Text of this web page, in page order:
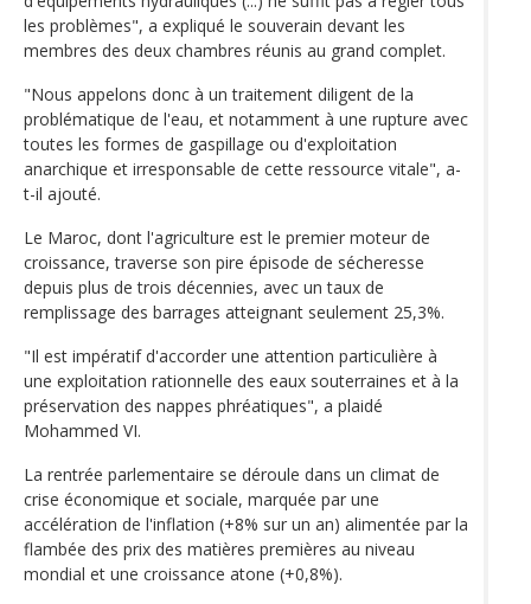
les problèmes", a expliqué le souverain devant les
membres des deux chambres réunis au grand complet.
"Nous appelons donc à un traitement diligent de la
problématique de l'eau, et notamment à une rupture avec
toutes les formes de gaspillage ou d'exploitation
anarchique et irresponsable de cette ressource vitale", a-
t-il ajouté.
Le Maroc, dont l'agriculture est le premier moteur de
croissance, traverse son pire épisode de sécheresse
depuis plus de trois décennies, avec un taux de
remplissage des barrages atteignant seulement 25,3%.
"Il est impératif d'accorder une attention particulière à
une exploitation rationnelle des eaux souterraines et à la
préservation des nappes phréatiques", a plaidé
Mohammed VI.
La rentrée parlementaire se déroule dans un climat de
crise économique et sociale, marquée par une
accélération de l'inflation (+8% sur un an) alimentée par la
flambée des prix des matières premières au niveau
mondial et une croissance atone (+0,8%).